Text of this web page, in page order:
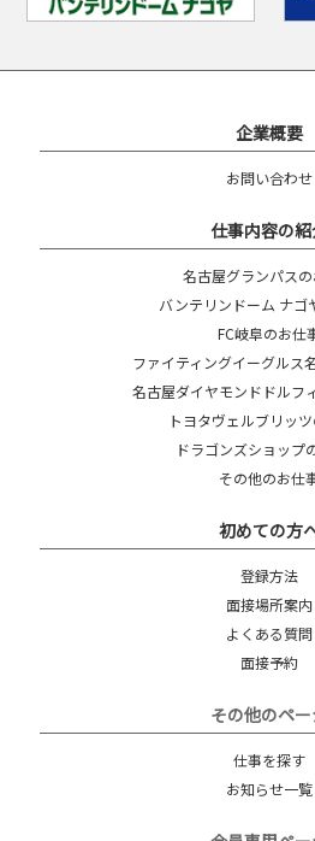
企業概要
お問い合わせ
仕事内容の
名古屋グランパス
バンテリンドーム ナゴ
FC岐阜のお仕
ファイティングイーグルス
名古屋ダイヤモンドドルフ
トヨタヴェルブリッ
ドラゴンズショップ
その他のお仕
初めての方
登録方法
面接場所案内
よくある質問
面接予約
その他のペ
仕事を探す
お知らせ一覧